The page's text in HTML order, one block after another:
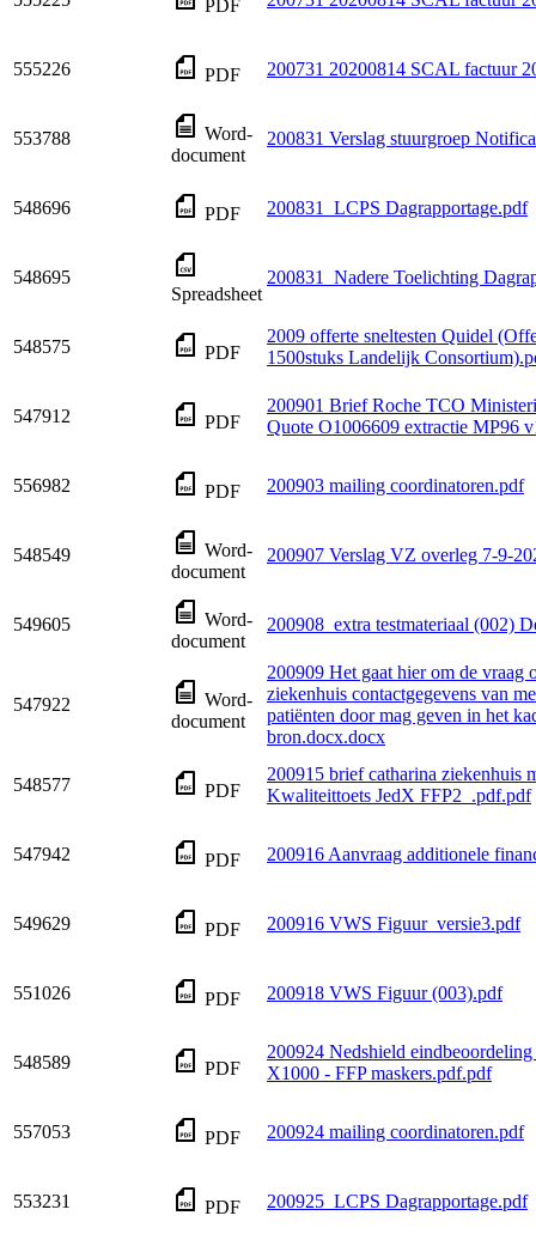
PDF
555226 PDF 200731 20200814 SCAL factuur
553788
Word-
document
200831 Verslag stuurgroep
548696 PDF 200831_LCPS Dagrapportage.pdf
548695
Spreadsheet
200831_Nadere Toelichting
548575 PDF
2009 offerte sneltesten Quidel
1500stuks Landelijk
547912 PDF
200901 Brief Roche TCO
Quote O1006609 extractie MP96
556982 PDF 200903 mailing coordinatoren.pdf
548549
Word-
document
200907 Verslag VZ overleg 7-9-
549605
Word-
document
200908_extra testmateriaal (002)
547922
Word-
document
200909 Het gaat hier om de vraag
ziekenhuis contactgegevens van
patiënten door mag geven in het
bron.docx.docx
548577 PDF
200915 brief catharina ziekenhuis
Kwaliteittoets JedX FFP2_.pdf.pdf
547942 PDF 200916 Aanvraag additionele
549629 PDF 200916 VWS Figuur_versie3.pdf
551026 PDF 200918 VWS Figuur (003).pdf
548589 PDF
200924 Nedshield
X1000 - FFP maskers.pdf.pdf
557053 PDF 200924 mailing coordinatoren.pdf
553231 PDF 200925_LCPS Dagrapportage.pdf